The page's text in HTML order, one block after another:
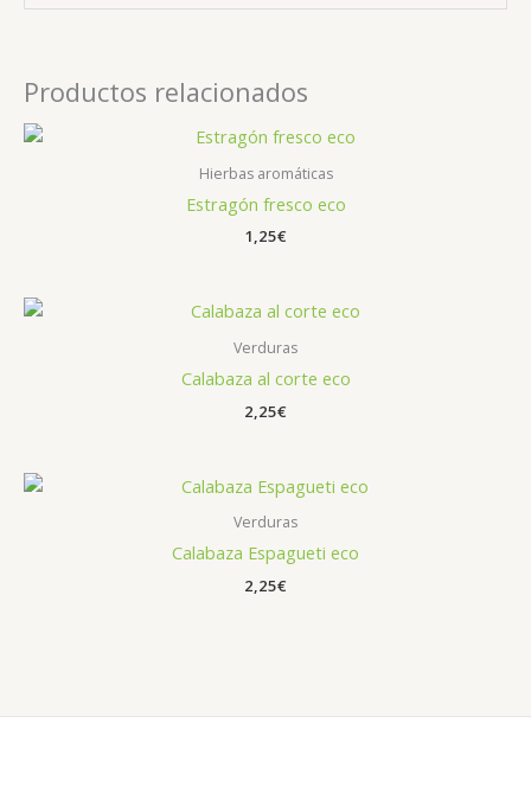
Productos relacionados
Hierbas aromáticas
Estragón fresco eco
1,25€
Verduras
Calabaza al corte eco
2,25€
Verduras
Calabaza Espagueti eco
2,25€